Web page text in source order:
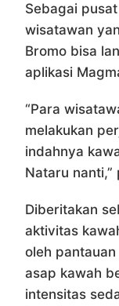
Sebagai
wisatawan
Bromo bisa
aplikasi
“Para
melakukan
indahnya
Nataru nanti,”
Diberitakan
aktivitas
oleh pantauan
asap kawah
intensitas